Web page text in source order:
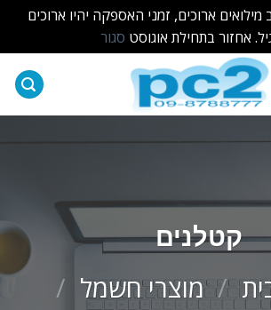
ארוכים, זמני האספקה יהיו ארוכים
אחזור בתחילת אוגוסט סגור
קטלנים
/ מוצרי חשמל /